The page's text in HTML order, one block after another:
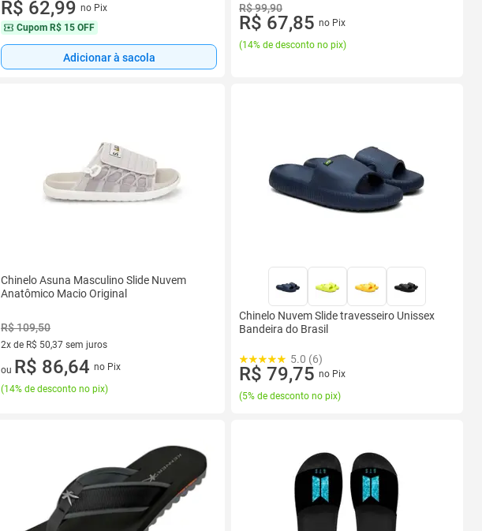
R$ 62,99 no Pix
Cupom R$ 15 OFF
Adicionar à sacola
R$ 99,90
R$ 67,85 no Pix
(14% de desconto no pix)
Chinelo Asuna Masculino Slide Nuvem
Anatômico Macio Original
R$ 109,50
2x de R$ 50,37 sem juros
2 vez de R$ 50,37 sem juros
ou R$ 86,64 no Pix
(14% de desconto no pix)
Chinelo Nuvem Slide travesseiro Unissex
Bandeira do Brasil
5.0 (6)
R$ 79,75 no Pix
(5% de desconto no pix)